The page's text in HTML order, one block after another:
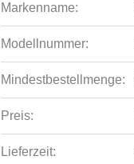
Markenname:
Modellnummer:
Mindestbestellmenge:
Preis:
Lieferzeit: